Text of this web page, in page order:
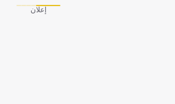
إعلان